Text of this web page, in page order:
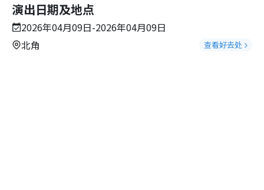
演出日期及地点
2026年04月09日-2026年04月09日
北角
查看好去处